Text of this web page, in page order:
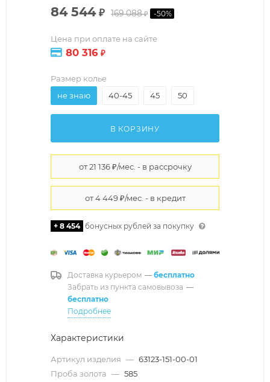
84 544₽ 169 088₽ -50%
Цена при оплате на сайте
80 316 ₽
Размер колье
не знаю
40-45 45 50
В КОРЗИНУ
+ 8 454 бонусных рублей за покупку
Доставка курьером — бесплатно
Забрать из пункта самовывоза —
бесплатно
Подробнее
Характеристики
Артикул изделия — 63123-151-00-01
Проба золота — 585